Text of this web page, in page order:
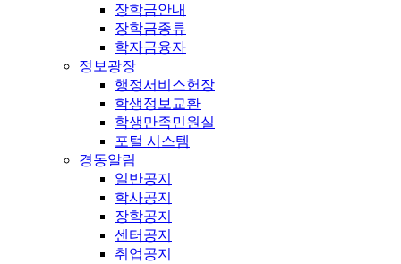
장학금안내
장학금종류
학자금융자
정보광장
행정서비스헌장
학생정보교환
학생만족민원실
포털 시스템
경동알림
일반공지
학사공지
장학공지
센터공지
취업공지